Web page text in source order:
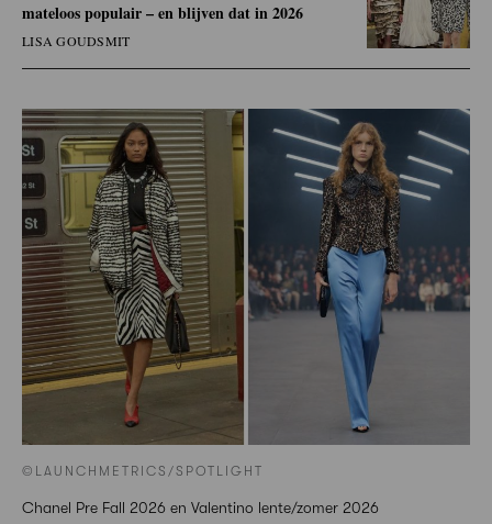
mateloos populair – en blijven dat in 2026
LISA GOUDSMIT
©LAUNCHMETRICS/SPOTLIGHT
Chanel Pre Fall 2026 en Valentino lente/zomer 2026